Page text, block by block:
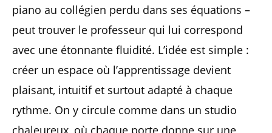
piano au collégien perdu dans ses équations –
peut trouver le professeur qui lui correspond
avec une étonnante fluidité. L’idée est simple :
créer un espace où l’apprentissage devient
plaisant, intuitif et surtout adapté à chaque
rythme. On y circule comme dans un studio
chaleureux, où chaque porte donne sur une